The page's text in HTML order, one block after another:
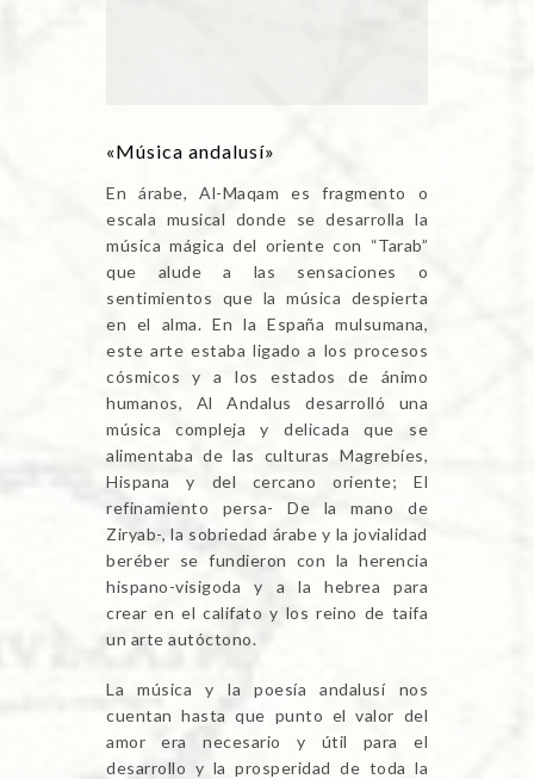
«Música andalusí»
En árabe, Al-Maqam es fragmento o
escala musical donde se desarrolla la
música mágica del oriente con “Tarab”
que alude a las sensaciones o
sentimientos que la música despierta
en el alma. En la España mulsumana,
este arte estaba ligado a los procesos
cósmicos y a los estados de ánimo
humanos, Al Andalus desarrolló una
música compleja y delicada que se
alimentaba de las culturas Magrebíes,
Hispana y del cercano oriente; El
refinamiento persa- De la mano de
Ziryab-, la sobriedad árabe y la jovialidad
beréber se fundieron con la herencia
hispano-visigoda y a la hebrea para
crear en el califato y los reino de taifa
un arte autóctono.
La música y la poesía andalusí nos
cuentan hasta que punto el valor del
amor era necesario y útil para el
desarrollo y la prosperidad de toda la